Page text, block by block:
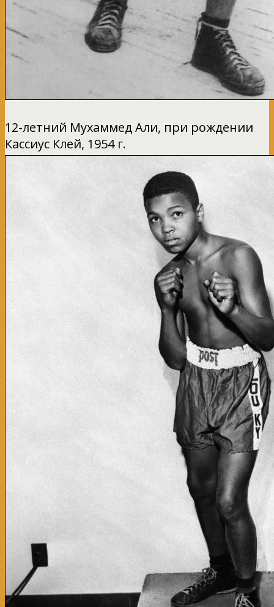
12-летний Мухаммед Али, при рождении
Кассиус Клей, 1954 г.